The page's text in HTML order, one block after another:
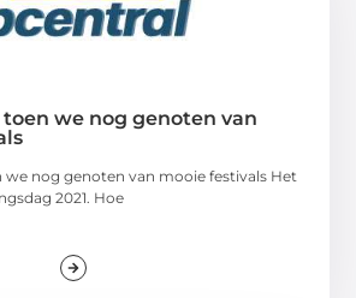
we nog genoten van
we nog genoten van mooie festivals Het
2021. Hoe